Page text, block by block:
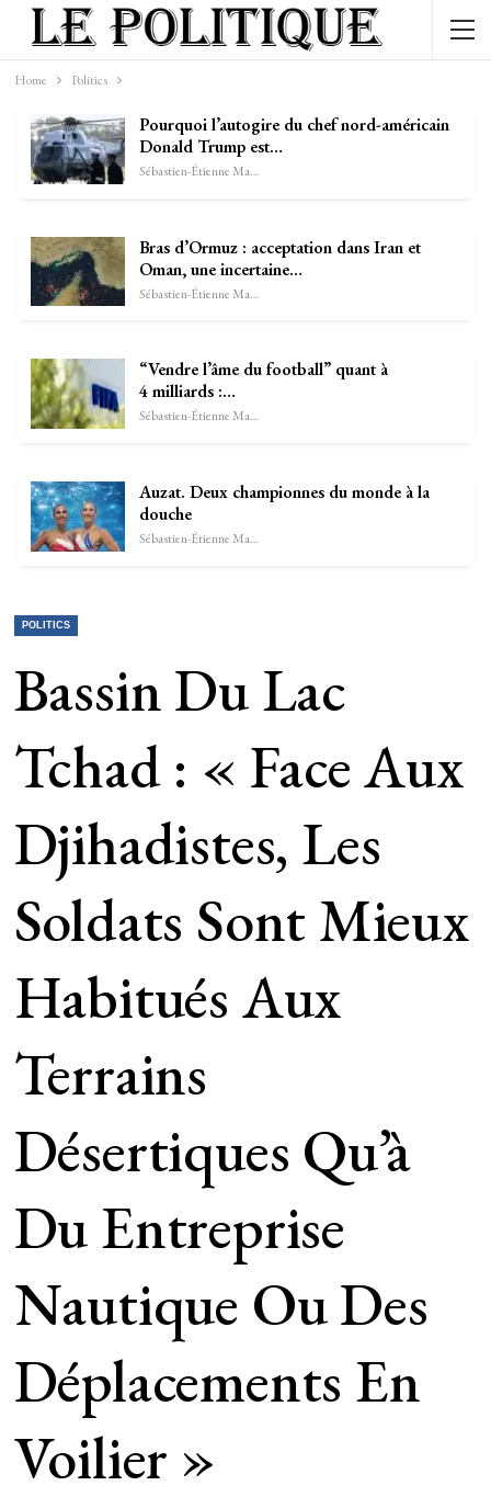
Home Politics
Pourquoi l’autogire du chef nord-américain
Donald Trump est…
Sébastien-Étienne Marechal
Bras d’Ormuz : acceptation dans Iran et
Oman, une incertaine…
Sébastien-Étienne Marechal
“Vendre l’âme du football” quant à
4 milliards :…
Sébastien-Étienne Marechal
Auzat. Deux championnes du monde à la
douche
Sébastien-Étienne Marechal
POLITICS
Bassin Du Lac
Tchad : « Face Aux
Djihadistes, Les
Soldats Sont Mieux
Habitués Aux
Terrains
Désertiques Qu’à
Du Entreprise
Nautique Ou Des
Déplacements En
Voilier »